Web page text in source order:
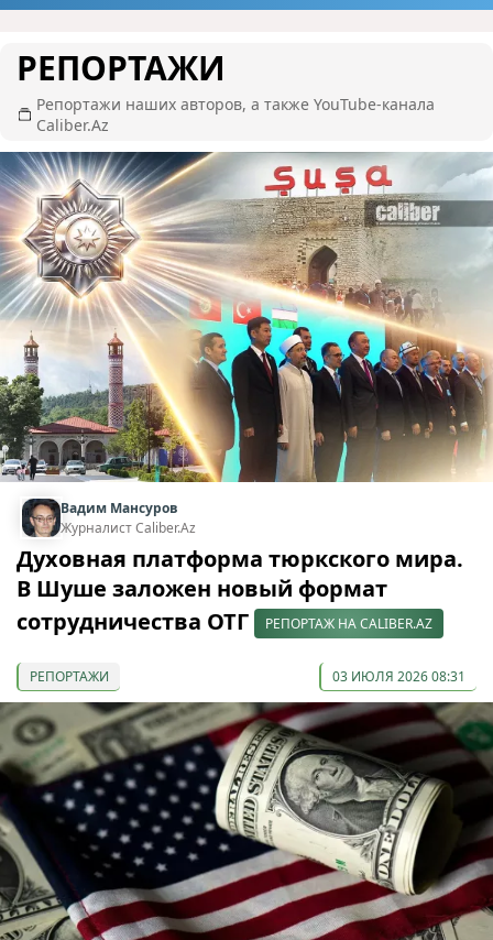
РЕПОРТАЖИ
Репортажи наших авторов, а также YouTube-канала
Caliber.Az
Вадим Мансуров
Журналист Caliber.Az
Духовная платформа тюркского мира.
В Шуше заложен новый формат
сотрудничества ОТГ
РЕПОРТАЖ НА CALIBER.AZ
РЕПОРТАЖИ 03 ИЮЛЯ 2026 08:31